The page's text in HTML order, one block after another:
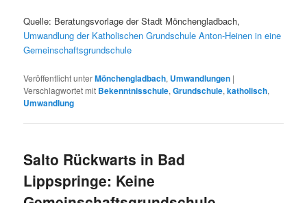
Quelle: Beratungsvorlage der Stadt Mönchengladbach,
Umwandlung der Katholischen Grundschule Anton-Heinen in eine
Gemeinschaftsgrundschule
Veröffentlicht unterMönchengladbach, Umwandlungen |
Verschlagwortet mit Bekenntnisschule,Grundschule,katholisch,
Umwandlung
Salto Rückwarts in Bad
Lippspringe: Keine